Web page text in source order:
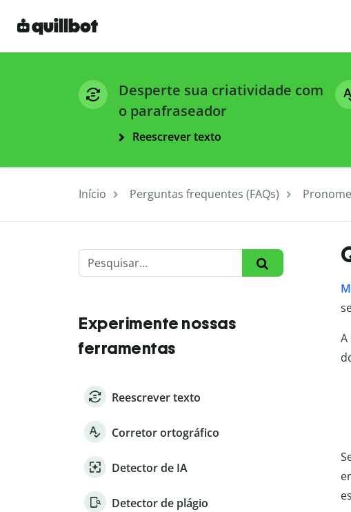
Desperte sua criatividade com
o parafraseador
Reescrever texto
Início Perguntas frequentes (FAQs) Pronome
Experimente nossas
ferramentas
Reescrever texto
Corretor ortográfico
Detector de IA
Detector de plágio
A